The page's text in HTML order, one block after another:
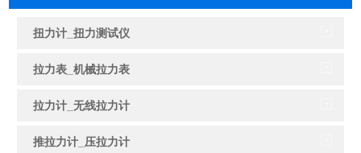
扭力计_扭力测试仪
拉力表_机械拉力表
拉力计_无线拉力计
推拉力计_压拉力计